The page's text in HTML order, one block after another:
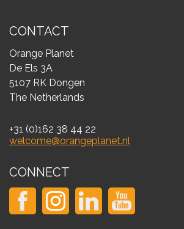
CONTACT
Orange Planet
De Els 3A
5107 RK Dongen
The Netherlands
+31 (0)162 38 44 22
welcome@orangeplanet.nl
CONNECT